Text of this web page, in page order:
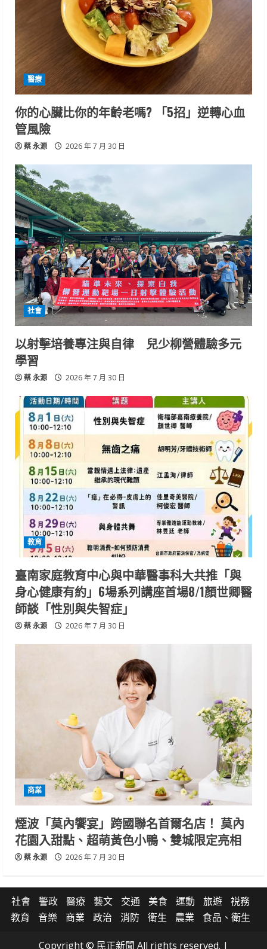
醫療
你的心臟比你的年齡老嗎? 「5招」逆轉心血
管風險
蔡 永源 2026 年 7 月 30 日
社會
以射擊培養專注與自律 兒少柳營體驗多元
學習
蔡 永源 2026 年 7 月 30 日
教育
臺南家庭教育中心與中華醫事科大共推「與
身心健康有約」6場系列講座首場8/1顏世卿醫
師談「性別與失智症」
蔡 永源 2026 年 7 月 30 日
商業
煙波「莫內饗宴」跨國聯名首爾名店！ 莫內
花園入甜點、超萌黃色小鴨、雙城限定亮相
蔡 永源 2026 年 7 月 30 日
社會 警政 醫療 藝文 交通 美食 運動 旅遊
祱務
教育
音樂 商業 政治 消防 衛生 農業 食品、衛生
Copyright © 民正新聞 All rights reserved. |